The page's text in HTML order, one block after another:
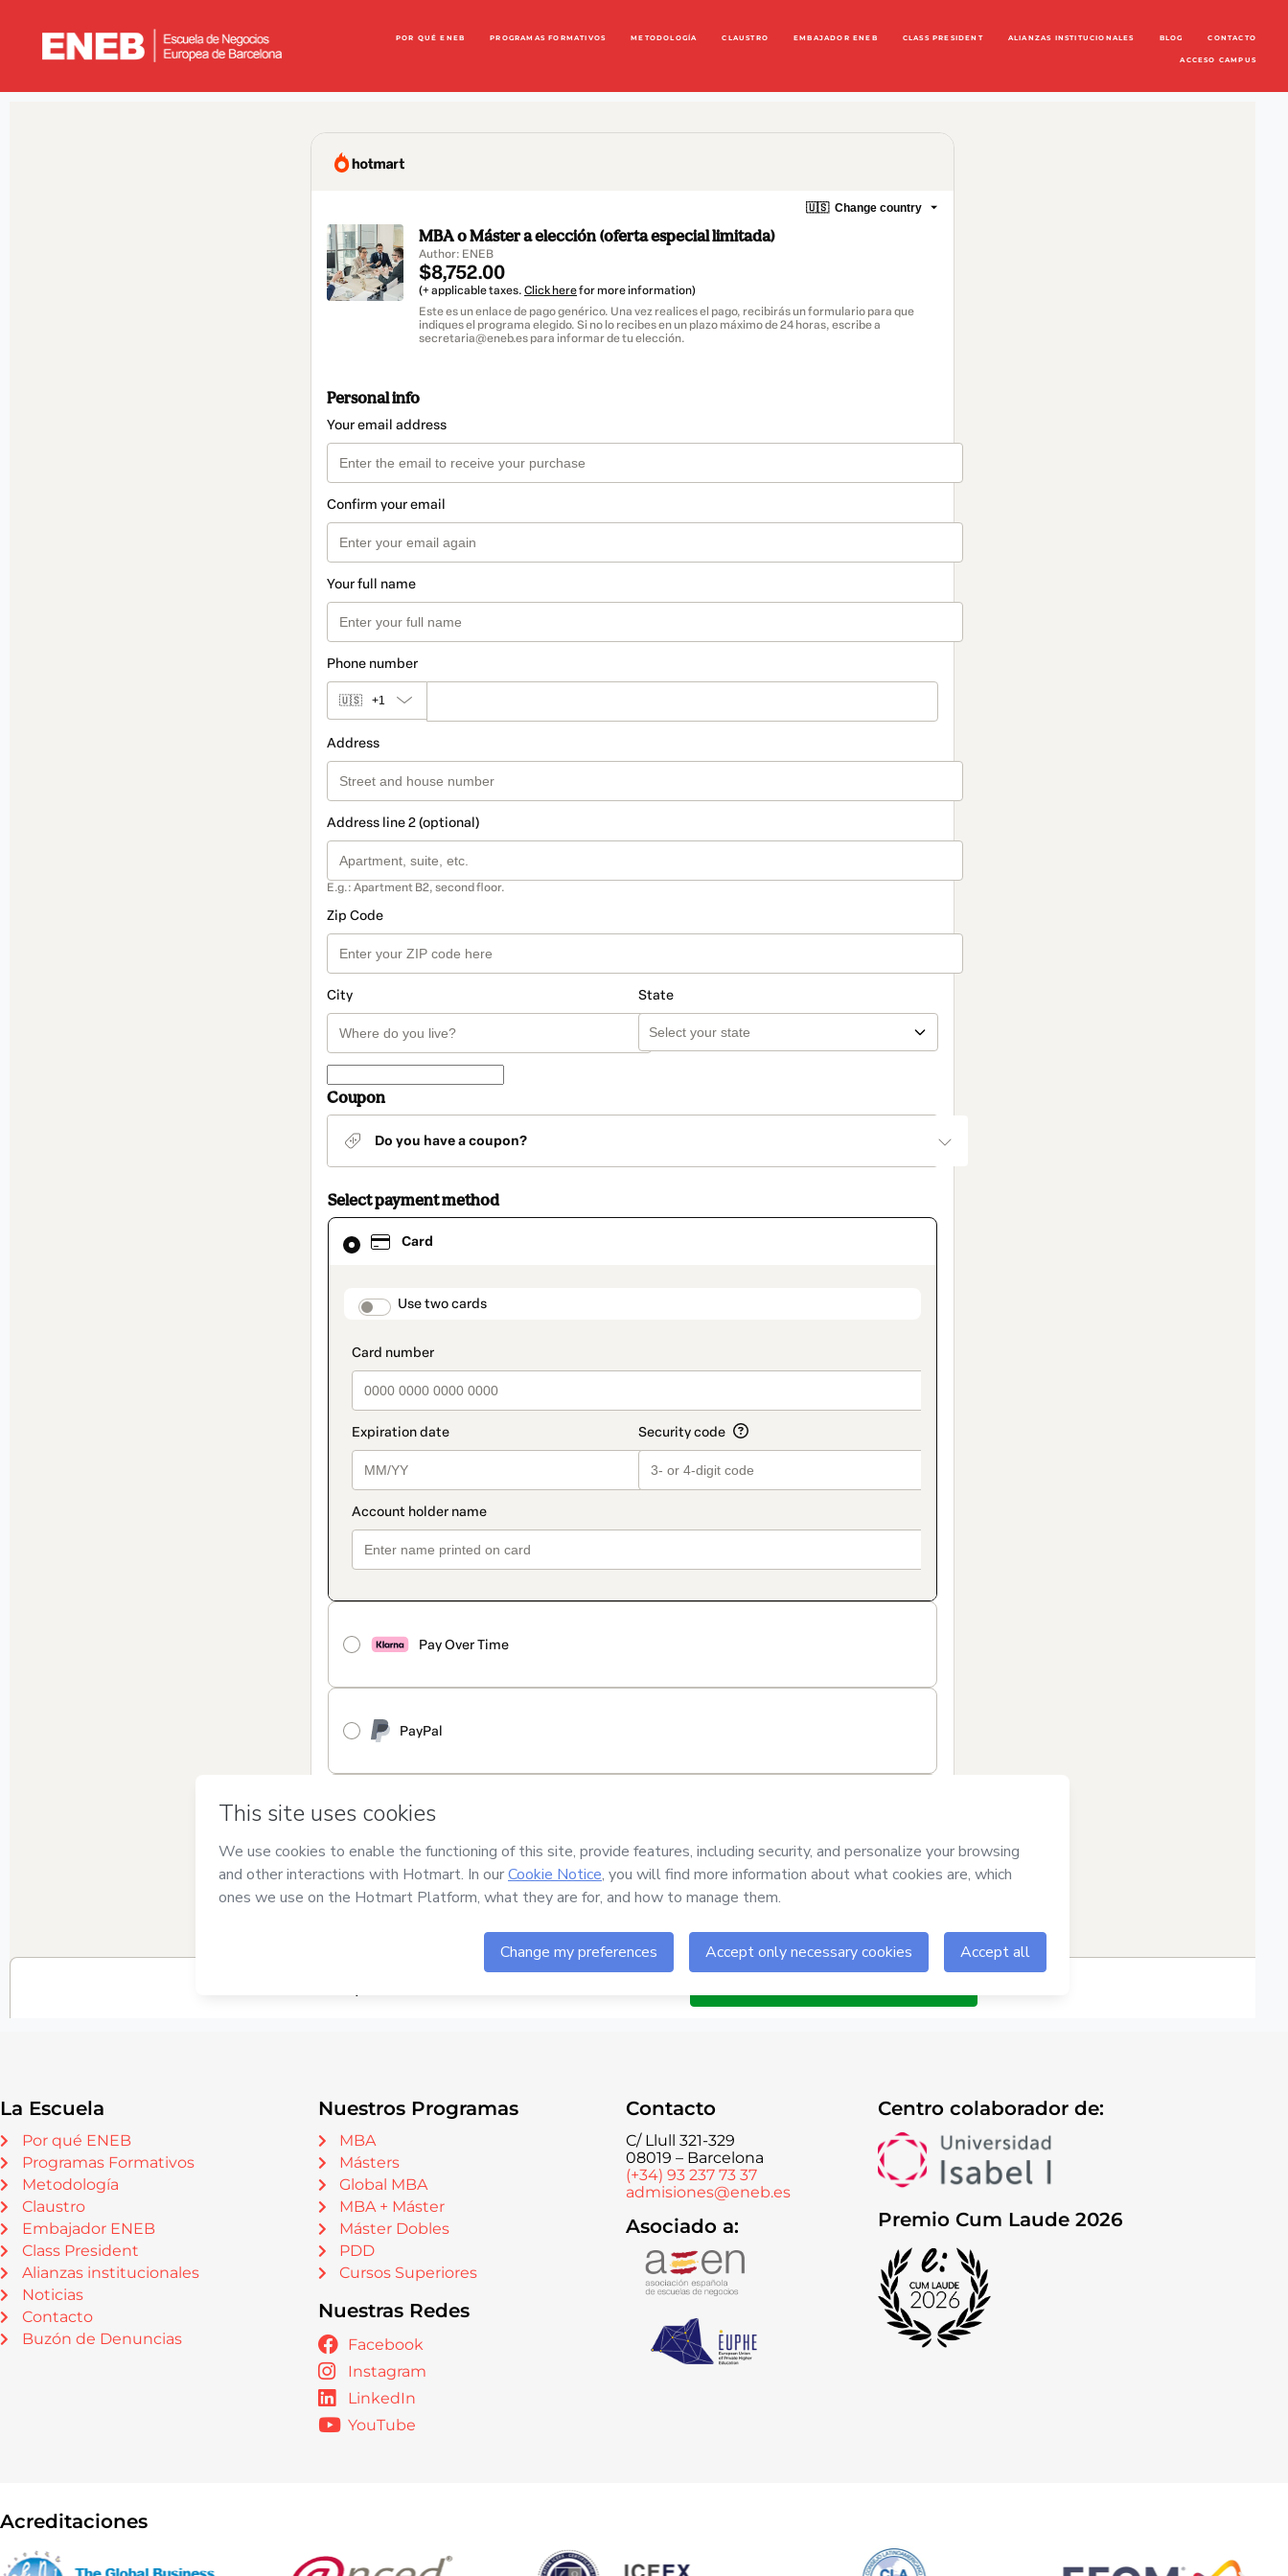
POR QUÉ ENEB PROGRAMAS FORMATIVOS METODOLOGÍA CLAUSTRO EMBAJADOR ENEB CLASS PRESIDENT ALIANZAS INSTITUCIONALES BLOG CONTACTO
ACCESO CAMPUS
La Escuela
Por qué ENEB
Programas Formativos
Metodología
Claustro
Embajador ENEB
Class President
Alianzas institucionales
Noticias
Contacto
Buzón de Denuncias
Nuestros Programas
MBA
Másters
Global MBA
MBA + Máster
Máster Dobles
PDD
Cursos Superiores
Nuestras Redes
Facebook
Instagram
LinkedIn
YouTube
Contacto
C/ Llull 321-329
08019 – Barcelona
(+34) 93 237 73 37
admisiones@eneb.es
Asociado a:
Centro colaborador de:
Premio Cum Laude 2026
Acreditaciones